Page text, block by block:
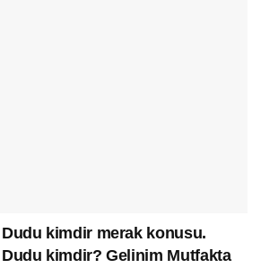
kimdir merak konusu.
kimdir? Gelinim Mutfakta